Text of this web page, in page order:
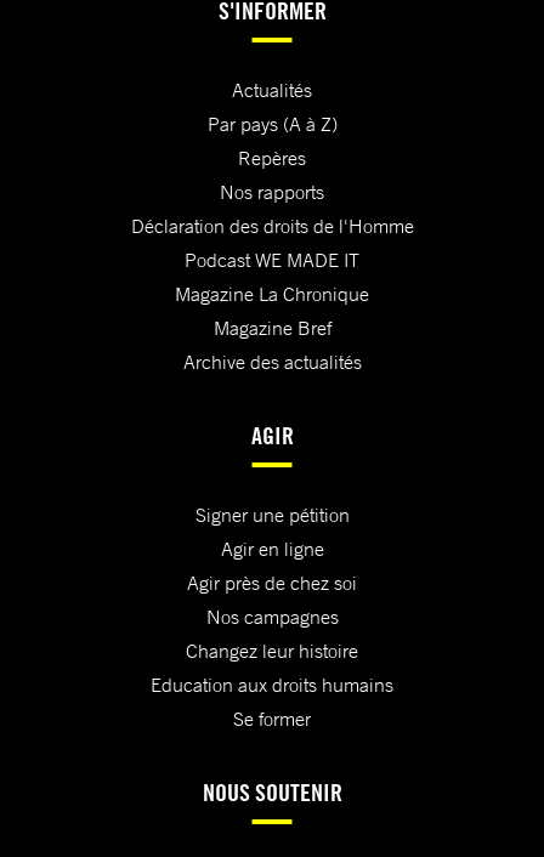
S'INFORMER
Actualités
Par pays (A à Z)
Repères
Nos rapports
Déclaration des droits de l'Homme
Podcast WE MADE IT
Magazine La Chronique
Magazine Bref
Archive des actualités
AGIR
Signer une pétition
Agir en ligne
Agir près de chez soi
Nos campagnes
Changez leur histoire
Education aux droits humains
Se former
NOUS SOUTENIR